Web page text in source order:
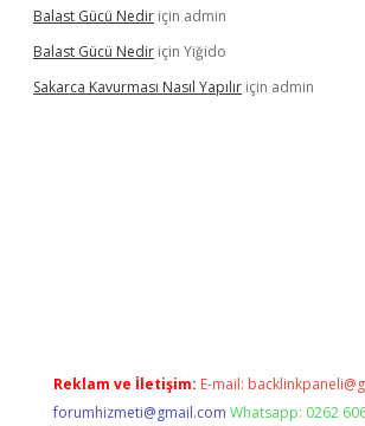
Balast Gücü Nedir için admin
Balast Gücü Nedir için Yiğido
Sakarca Kavurması Nasıl Yapılır için admin
Reklam ve İletişim: E-mail:
forumhizmeti@gmail.com Whatsapp: 0262